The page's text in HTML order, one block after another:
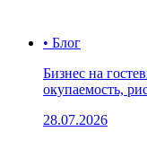
• Блог
Бизнес на
окупаемость,
28.07.2026